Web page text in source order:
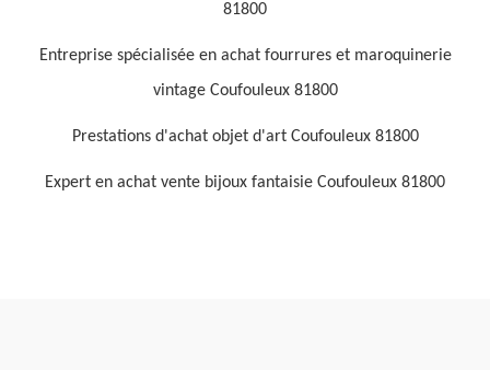
81800
Entreprise spécialisée en achat fourrures et maroquinerie
vintage Coufouleux 81800
Prestations d'achat objet d'art Coufouleux 81800
Expert en achat vente bijoux fantaisie Coufouleux 81800